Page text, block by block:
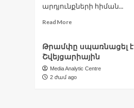
արդյունքների հիման...
Read MoreRead
Ստեփանակերտում
ենթադրյալ
հանցագործության
կատարման
Թրամփը սպառնացել է
Շվեյցարիային
Media Analytic Centre
2 ժամ ago